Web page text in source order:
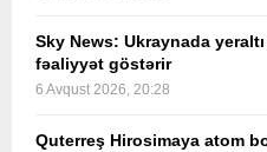
Sky News: Ukraynada
fəaliyyət göstərir
6 Avqust 2026, 20:28
Quterreş Hirosimaya atom